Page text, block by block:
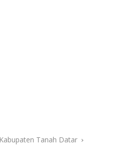
Kabupaten Tanah Datar